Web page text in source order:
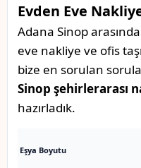
Evden Eve
Adana Sinop
eve nakliye ve ofis
bize en sorulan
Sinop şehirlerarası
hazırladık.
Eşya Boyutu